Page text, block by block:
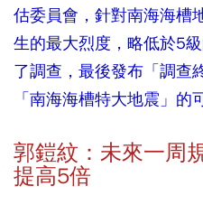
估委員會，針對南海海槽
生的最大烈度，略低於5
了調查，最後發布「調查
「南海海槽特大地震」的
郭鎧紋：未來一周
提高5倍